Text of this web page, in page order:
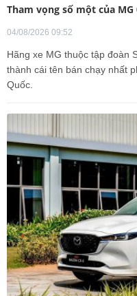
Tham vọng số một của
04/08/2026 09:52
Hãng xe MG thuộc tập đoàn
thành cái tên bán chạy nhất
Quốc.